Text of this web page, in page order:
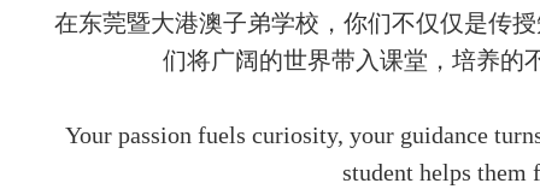
在东莞暨大港澳子弟学校，你们不仅仅是传
们将广阔的世界带入课堂，培养的
Your passion fuels curiosity, your guidance
student helps